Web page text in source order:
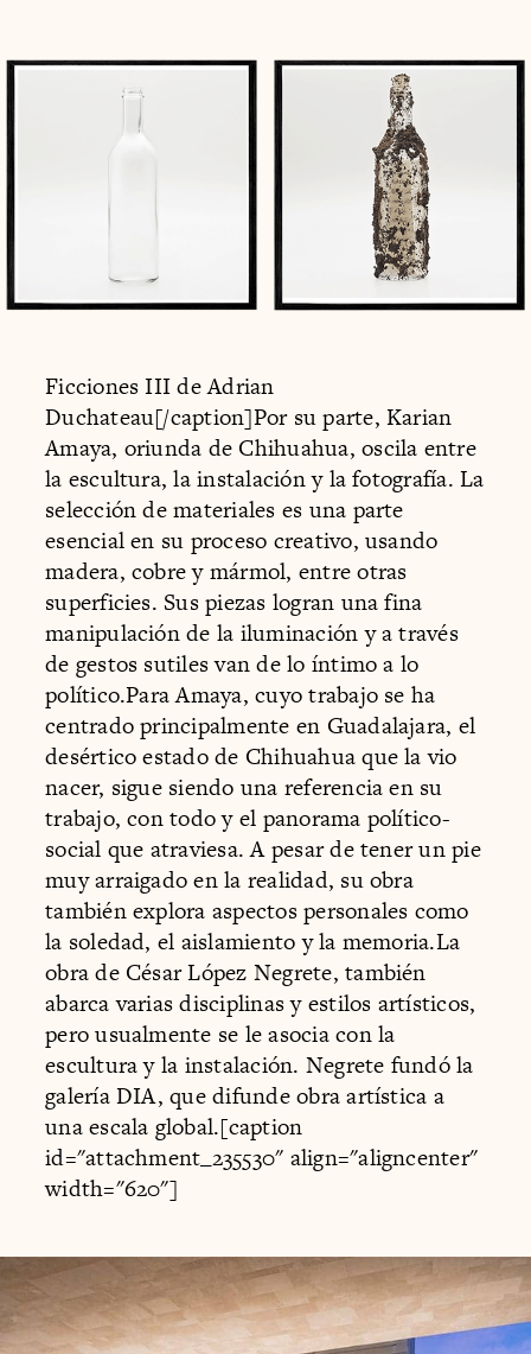
Ficciones III de Adrian
Duchateau[/caption]Por su parte, Karian
Amaya, oriunda de Chihuahua, oscila entre
la escultura, la instalación y la fotografía. La
selección de materiales es una parte
esencial en su proceso creativo, usando
madera, cobre y mármol, entre otras
superficies. Sus piezas logran una fina
manipulación de la iluminación y a través
de gestos sutiles van de lo íntimo a lo
político.Para Amaya, cuyo trabajo se ha
centrado principalmente en Guadalajara, el
desértico estado de Chihuahua que la vio
nacer, sigue siendo una referencia en su
trabajo, con todo y el panorama político-
social que atraviesa. A pesar de tener un pie
muy arraigado en la realidad, su obra
también explora aspectos personales como
la soledad, el aislamiento y la memoria.La
obra de César López Negrete, también
abarca varias disciplinas y estilos artísticos,
pero usualmente se le asocia con la
escultura y la instalación. Negrete fundó la
galería DIA, que difunde obra artística a
una escala global.[caption
id="attachment_235530" align="aligncenter"
width="620"]